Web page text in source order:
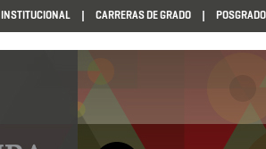
INSTITUCIONAL CARRERAS DE GRADO POSGRADO